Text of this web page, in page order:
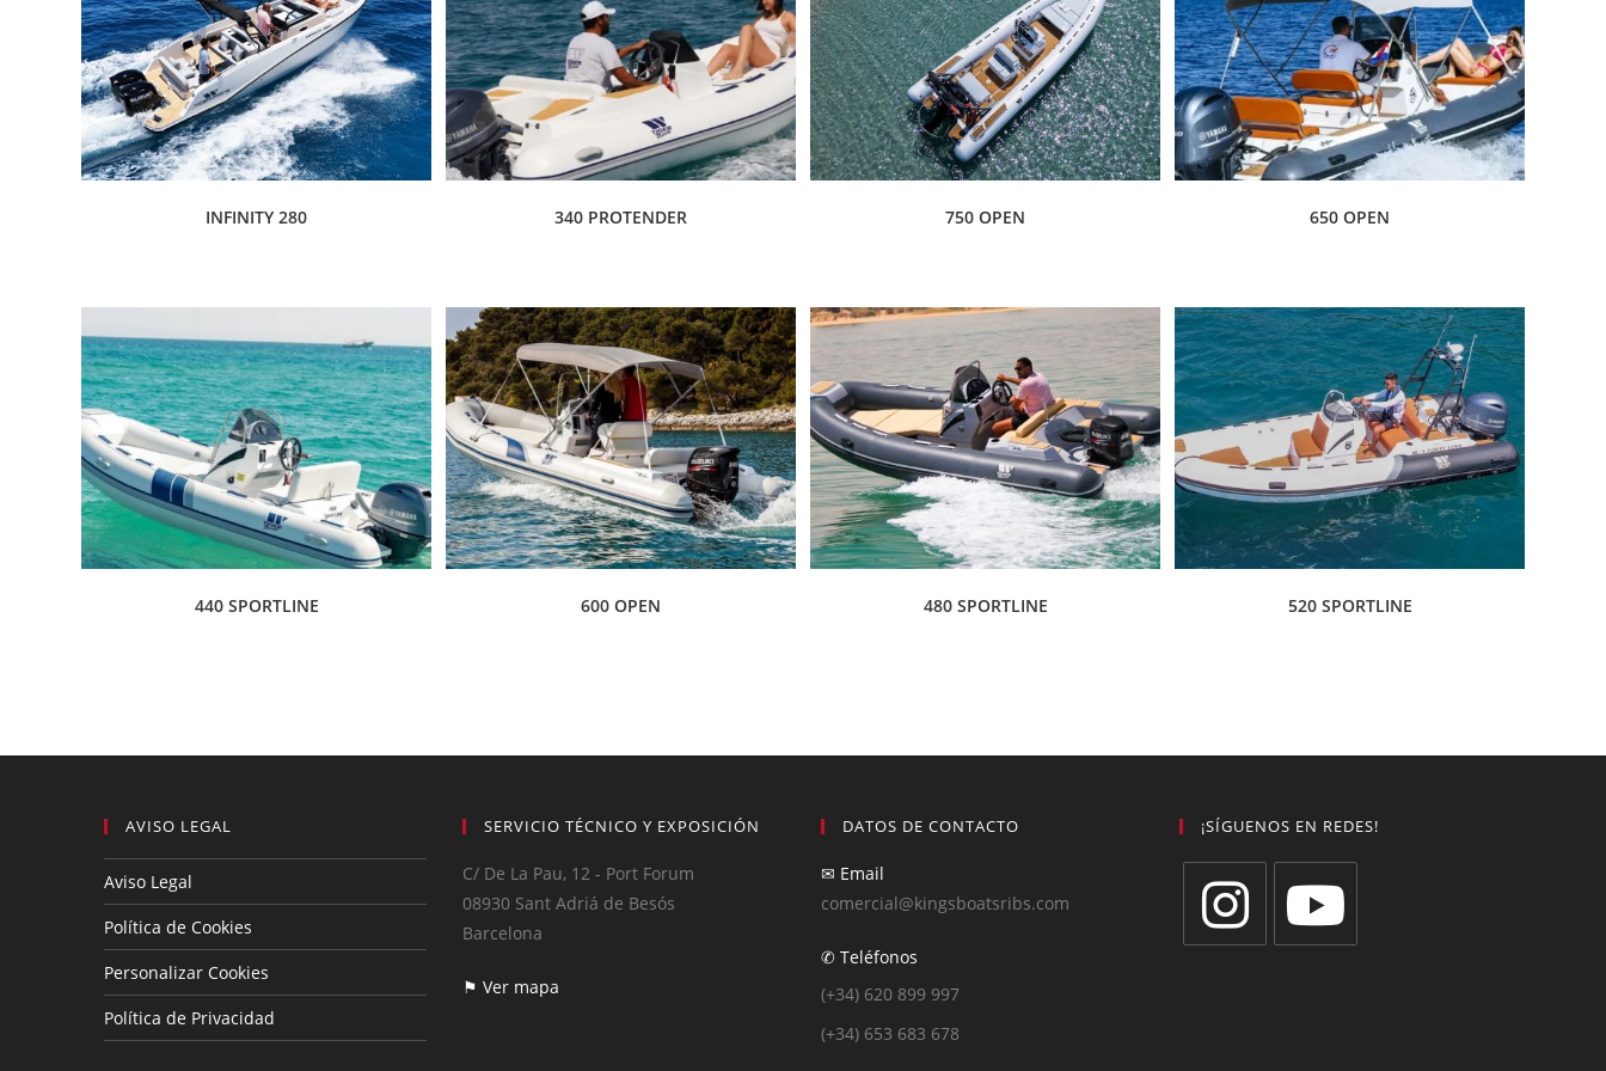
INFINITY 280 340 PROTENDER 750 OPEN 650 OPEN
440 SPORTLINE 600 OPEN 480 SPORTLINE 520 SPORTLINE
AVISO LEGAL
Aviso Legal
Política de Cookies
Personalizar Cookies
Política de Privacidad
SERVICIO TÉCNICO Y EXPOSICIÓN
C/ De La Pau, 12 - Port Forum
08930 Sant Adriá de Besós
Barcelona
⚑ Ver mapa
DATOS DE CONTACTO
✉ Email
comercial@kingsboatsribs.com
✆ Teléfonos
(+34) 620 899 997
(+34) 653 683 678
¡SÍGUENOS EN REDES!